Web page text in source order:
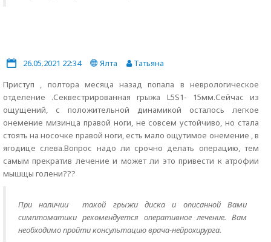
26.05.2021 22:34 Ялта
Татьяна
Приступ , полтора месяца назад попала в неврологическое
отделение .Секвестрированная грыжа L5S1- 15мм.Сейчас из
ощущений, с положительной динамикой осталось легкое
онемение мизинца правой ноги, не совсем устойчиво, но стала
стоять на носочке правой ноги, есть мало ощутимое онемение , в
ягодице слева.Вопрос надо ли срочно делать операцию, тем
самым прекратив лечение и может ли это привести к атрофии
мышщы голени???
При наличии такой грыжи диска и описанной Вами
симптоматики рекомендуется оперативное лечение. Вам
необходимо пройти консультацию врача-нейрохирурга.